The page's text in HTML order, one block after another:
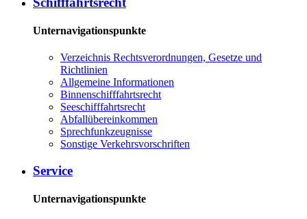
Unternavigationspunkte
Verzeichnis Rechtsverordnungen, Gesetze und
Richtlinien
Allgemeine Informationen
Binnenschifffahrtsrecht
Seeschifffahrtsrecht
Abfallübereinkommen
Sprechfunkzeugnisse
Sonstige Verkehrsvorschriften
Service
Unternavigationspunkte